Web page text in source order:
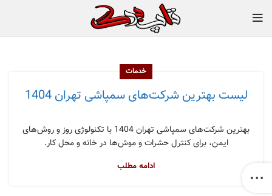
خدمات
لیست بهترین شرکت‌های سمپاشی تهران 1404
بهترین شرکت‌های سمپاشی تهران 1404 با تکنولوژی روز و روش‌های
ایمن، برای کنترل حشرات و موش‌ها در خانه و محل کار.
ادامه مطلب